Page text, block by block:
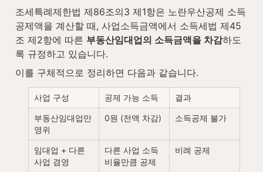
조세특례제한법 제86조의3 제1항은 노란우산공제 소득
공제액을 계산할 때, 사업소득금액에서 소득세법 제45
조 제2항에 따른 부동산임대업의 소득금액을 차감하도
록 규정하고 있습니다.
이를 구체적으로 정리하면 다음과 같습니다.
사업 구성 공제 가능 소득 결과
부동산임대업만
영위
0원 (전액 차감) 소득공제 불가
임대업 + 다른
사업 겸영
다른 사업 소득
비율만큼 공제
비례 공제